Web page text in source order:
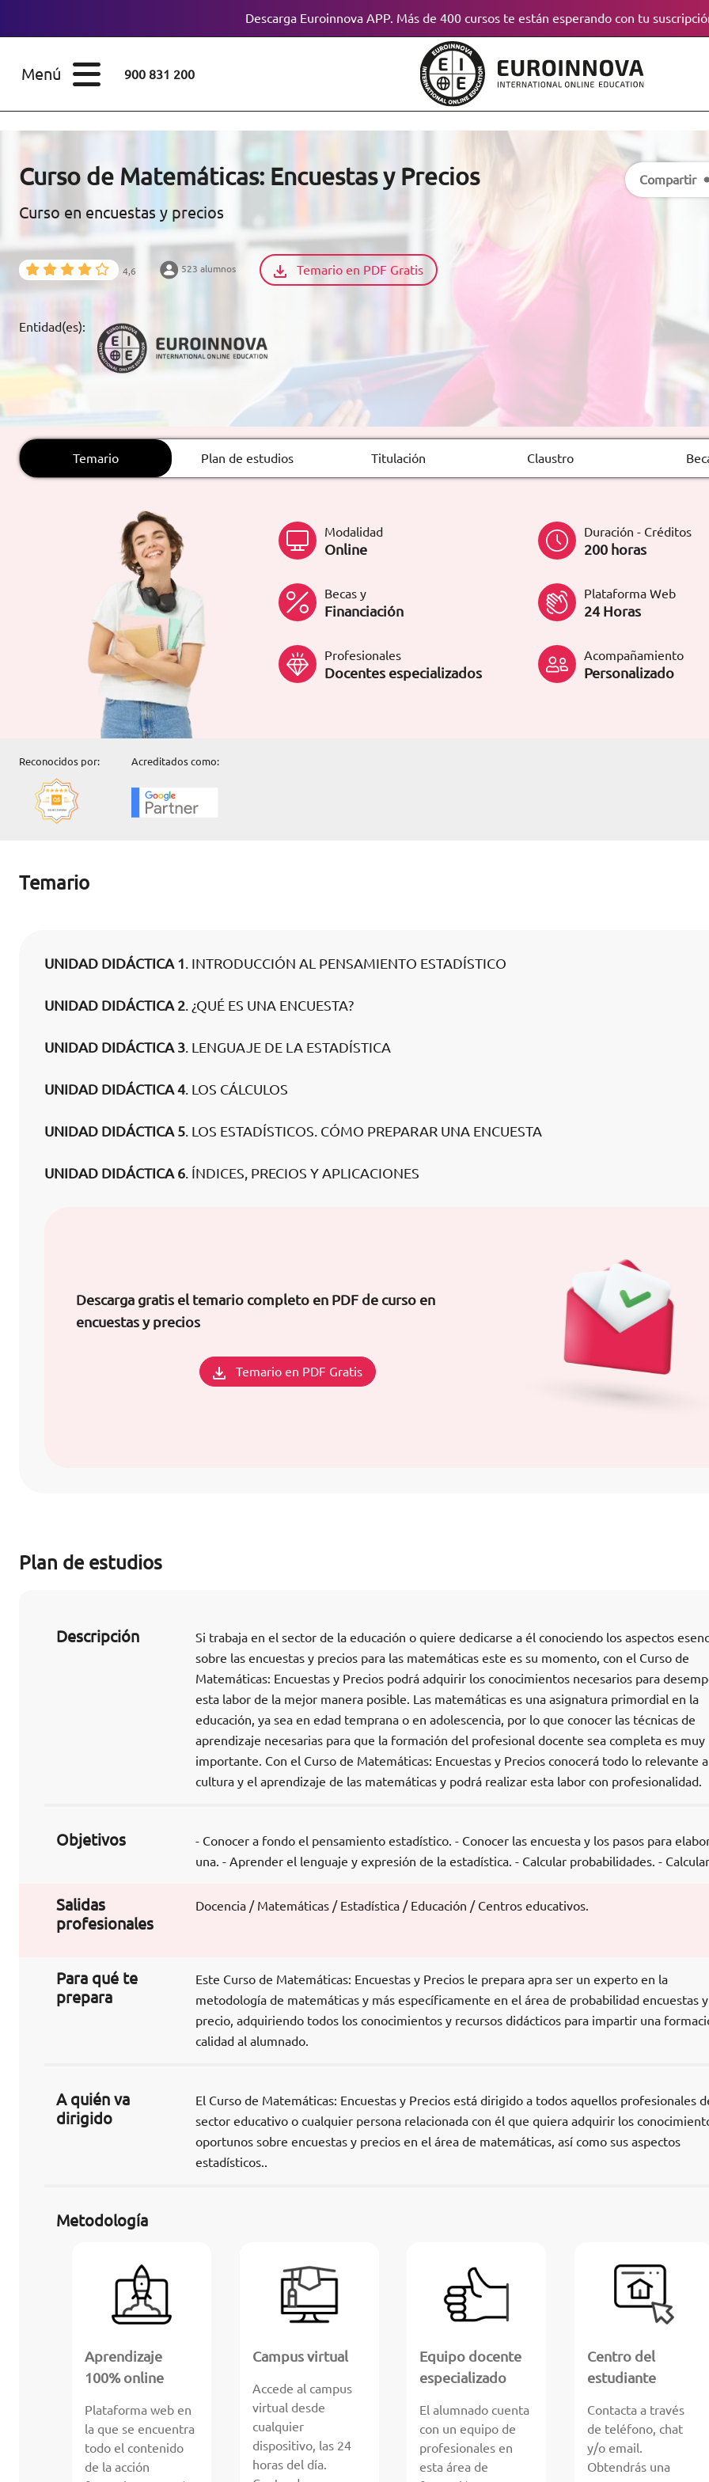
Descarga Euroinnova APP. Más de 400 cursos te están esperando con tu
Menú 900 831 200
FINANCIACIÓN
EDUCATIVOS
ARTÍCULOS
ORIENTACIÓN
LABORAL
(gratuito en
formacion@euroinnova.com
TRABAJA CON NOSOTROS
ESTUDIOS
Licenciaturas
Doctorados
Maestría
Diplomados
Certificados de
Curso de Matemáticas: Encuestas y Precios
Curso en encuestas y precios
4,6 523 alumnos Temario en PDF Gratis
Entidad(es):
Compartir
Temario Plan de estudios Titulación Claustro
Modalidad
Online
Duración - Créditos
200 horas
Becas y
Financiación
Plataforma Web
24 Horas
Profesionales
Docentes especializados
Acompañamiento
Personalizado
Reconocidos por: Acreditados como:
Temario
UNIDAD DIDÁCTICA 1. INTRODUCCIÓN AL PENSAMIENTO ESTADÍSTICO
UNIDAD DIDÁCTICA 2. ¿QUÉ ES UNA ENCUESTA?
UNIDAD DIDÁCTICA 3. LENGUAJE DE LA ESTADÍSTICA
UNIDAD DIDÁCTICA 4. LOS CÁLCULOS
UNIDAD DIDÁCTICA 5. LOS ESTADÍSTICOS. CÓMO PREPARAR UNA ENCUESTA
UNIDAD DIDÁCTICA 6. ÍNDICES, PRECIOS Y APLICACIONES
Descarga gratis el temario completo en PDF de curso en
encuestas y precios
Temario en PDF Gratis
Plan de estudios
Descripción
Si trabaja en el sector de la educación o quiere dedicarse a él conociendo los aspectos
sobre las encuestas y precios para las matemáticas este es su momento, con el Curso de
Matemáticas: Encuestas y Precios podrá adquirir los conocimientos necesarios para
esta labor de la mejor manera posible. Las matemáticas es una asignatura primordial en la
educación, ya sea en edad temprana o en adolescencia, por lo que conocer las técnicas de
aprendizaje necesarias para que la formación del profesional docente sea completa es muy
importante. Con el Curso de Matemáticas: Encuestas y Precios conocerá todo lo relevante
cultura y el aprendizaje de las matemáticas y podrá realizar esta labor con profesionalidad.
Objetivos
- Conocer a fondo el pensamiento estadístico. - Conocer las encuesta y los pasos para
una. - Aprender el lenguaje y expresión de la estadística. - Calcular probabilidades. - Calcular
Salidas
profesionales
Docencia / Matemáticas / Estadística / Educación / Centros educativos.
Para qué te
prepara
Este Curso de Matemáticas: Encuestas y Precios le prepara apra ser un experto en la
metodología de matemáticas y más específicamente en el área de probabilidad encuestas y
precio, adquiriendo todos los conocimientos y recursos didácticos para impartir una
calidad al alumnado.
A quién va
dirigido
El Curso de Matemáticas: Encuestas y Precios está dirigido a todos aquellos profesionales
sector educativo o cualquier persona relacionada con él que quiera adquirir los
oportunos sobre encuestas y precios en el área de matemáticas, así como sus aspectos
estadísticos..
Metodología
Aprendizaje
100% online
Plataforma web en
la que se encuentra
todo el contenido
de la acción
Campus virtual
Accede al campus
virtual desde
cualquier
dispositivo, las 24
horas del día.
Equipo docente
especializado
El alumnado cuenta
con un equipo de
profesionales en
esta área de
Centro del
estudiante
Contacta a través
de teléfono, chat
y/o email.
Obtendrás una